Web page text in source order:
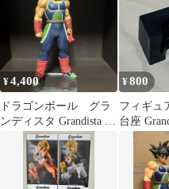
¥4,400
ドラゴンボール グラ
ンディスタ Grandista バ
ーダック フィギュア
¥800
フィギュ
台座
ク？ ド